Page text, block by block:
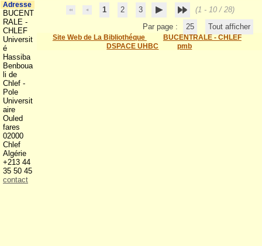
1 2 3
(1 - 10 / 28)
Par page :
25 Tout afficher
Site Web de La Bibliothéque
BUCENTRALE - CHLEF
DSPACE UHBC
pmb
Adresse
BUCENT
RALE -
CHLEF
Universit
é
Hassiba
Benboua
li de
Chlef -
Pole
Universit
aire
Ouled
fares
02000
Chlef
Algérie
+213 44
35 50 45
contact